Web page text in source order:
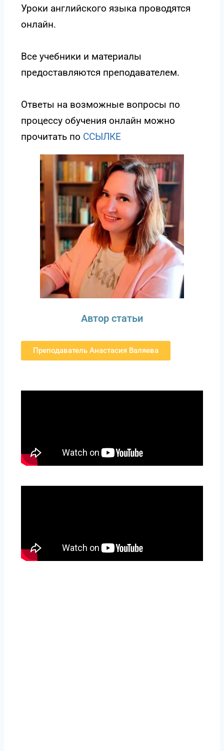
Уроки английского языка проводятся
онлайн.
Все учебники и материалы
предоставляются преподавателем.
Ответы на возможные вопросы по
процессу обучения онлайн можно
прочитать по ССЫЛКE
Автор статьи
Преподаватель Анастасия Валяева